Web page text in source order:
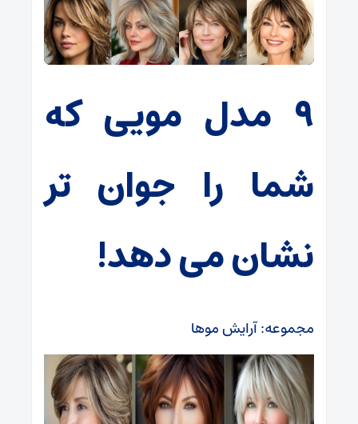
۹ مدل مویی که
شما را جوان تر
نشان می دهد!
مجموعه: آرایش موها